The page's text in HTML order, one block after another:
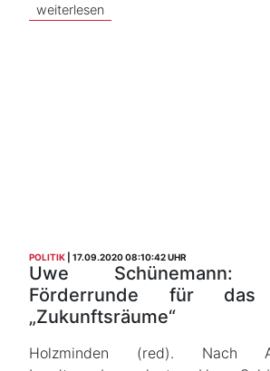
weiterlesen
POLITIK 17.09.2020 08:10:42 UHR
Uwe Schünemann:
Förderrunde für das
„Zukunftsräume“
Holzminden (red). Nach